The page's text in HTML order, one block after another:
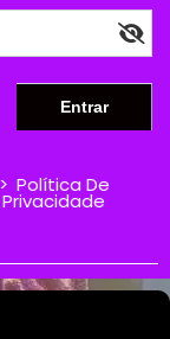
> Política De
Privacidade